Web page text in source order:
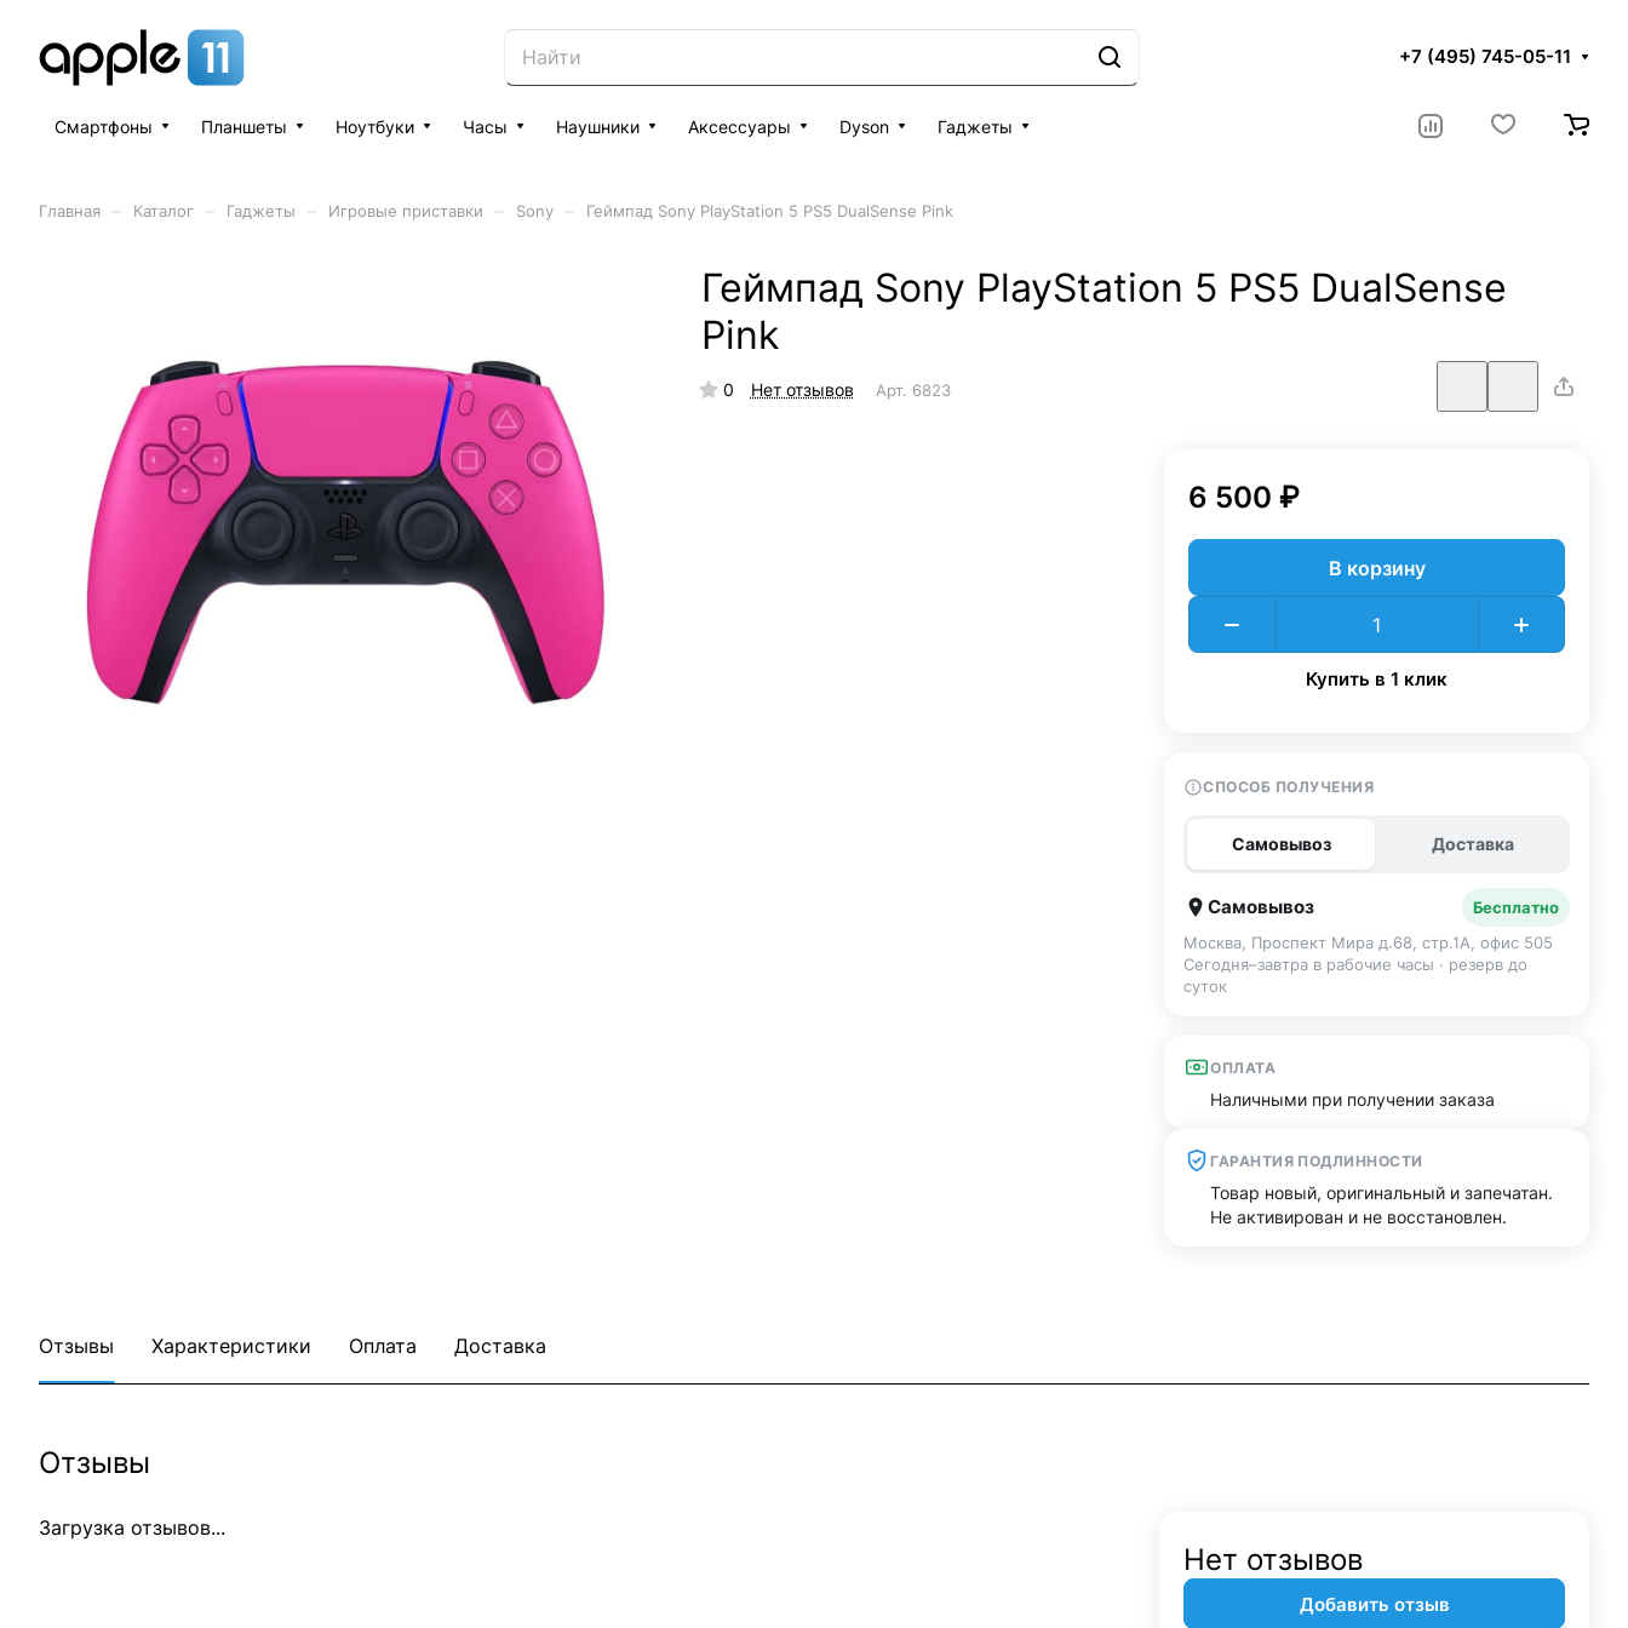
+7 (495) 745-05-11
Смартфоны Планшеты Ноутбуки Часы Наушники Аксессуары Dyson Гаджеты
Главная Каталог Гаджеты Игровые приставки Sony Геймпад Sony PlayStation 5 PS5 DualSense Pink
Геймпад Sony PlayStation 5 PS5 DualSense
Pink
0 Нет отзывов Арт. 6823
6 500 ₽
В корзину
Купить в 1 клик
СПОСОБ ПОЛУЧЕНИЯ
Самовывоз Доставка
Самовывоз
Бесплатно
Москва, Проспект Мира д.68, стр.1А, офис 505
Сегодня–завтра в рабочие часы · резерв до
суток
ОПЛАТА
Наличными при получении заказа
ГАРАНТИЯ ПОДЛИННОСТИ
Товар новый, оригинальный и запечатан.
Не активирован и не восстановлен.
Отзывы Характеристики Оплата Доставка
Отзывы
Загрузка отзывов...
Нет отзывов
Добавить отзыв